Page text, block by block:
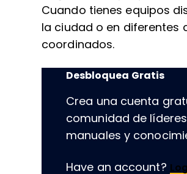
Cuando tienes equipos
la ciudad o en
coordinados.
Desbloquea Gratis
Crea una cuenta
comunidad de
manuales y
Have an account?